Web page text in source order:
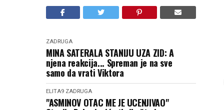
ZADRUGA
MINA SATERALA STANIJU UZA ZID: A
njena reakcija... Spreman je na sve
samo da vrati Viktora
ELITA9 ZADRUGA
"ASMINOV OTAC ME JE UCENJIVAO"